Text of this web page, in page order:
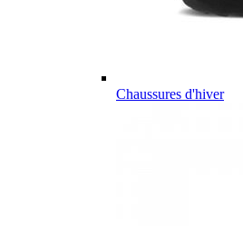
Chaussures d'hiver